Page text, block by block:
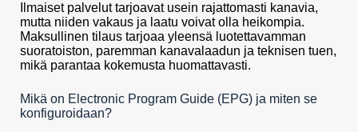
Ilmaiset palvelut tarjoavat usein rajattomasti kanavia,
mutta niiden vakaus ja laatu voivat olla heikompia.
Maksullinen tilaus tarjoaa yleensä luotettavamman
suoratoiston, paremman kanavalaadun ja teknisen tuen,
mikä parantaa kokemusta huomattavasti.
Mikä on Electronic Program Guide (EPG) ja miten se
konfiguroidaan?